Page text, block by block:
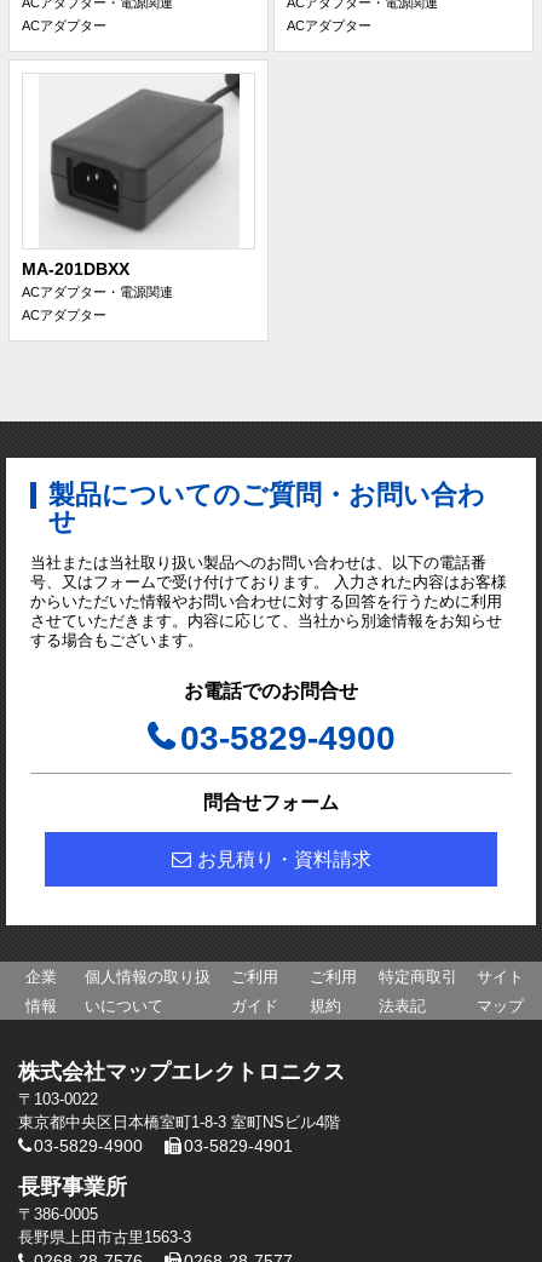
ACアダプター・電源関連
ACアダプター
ACアダプター・電源関連
ACアダプター
MA-201DBXX
ACアダプター・電源関連
ACアダプター
製品についてのご質問・お問い合わ
せ
当社または当社取り扱い製品へのお問い合わせは、以下の電話番
号、又はフォームで受け付けております。 入力された内容はお客様
からいただいた情報やお問い合わせに対する回答を行うために利用
させていただきます。内容に応じて、当社から別途情報をお知らせ
する場合もございます。
お電話でのお問合せ
03-5829-4900
問合せフォーム
お見積り・資料請求
企業
情報
個人情報の取り扱
いについて
ご利用
ガイド
ご利用
規約
特定商取引
法表記
サイト
マップ
株式会社マップエレクトロニクス
〒103-0022
東京都中央区日本橋室町1-8-3 室町NSビル4階
03-5829-4900 03-5829-4901
長野事業所
〒386-0005
長野県上田市古里1563-3